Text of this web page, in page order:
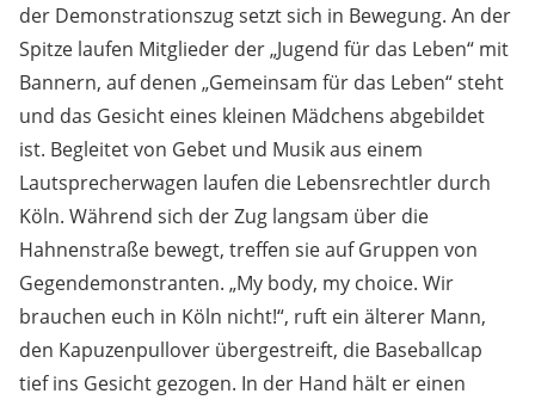
der Demonstrationszug setzt sich in Bewegung. An der
Spitze laufen Mitglieder der „Jugend für das Leben“ mit
Bannern, auf denen „Gemeinsam für das Leben“ steht
und das Gesicht eines kleinen Mädchens abgebildet
ist. Begleitet von Gebet und Musik aus einem
Lautsprecherwagen laufen die Lebensrechtler durch
Köln. Während sich der Zug langsam über die
Hahnenstraße bewegt, treffen sie auf Gruppen von
Gegendemonstranten. „My body, my choice. Wir
brauchen euch in Köln nicht!“, ruft ein älterer Mann,
den Kapuzenpullover übergestreift, die Baseballcap
tief ins Gesicht gezogen. In der Hand hält er einen